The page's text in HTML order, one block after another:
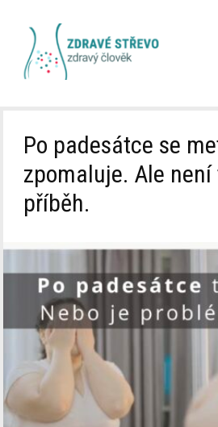
Po padesátce se
zpomaluje. Ale není
příběh.